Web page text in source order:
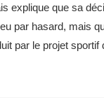
explique que sa
par hasard, mais
par le projet sportif